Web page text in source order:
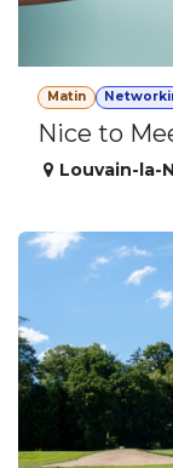
Matin
Nice to
Louvain-la-